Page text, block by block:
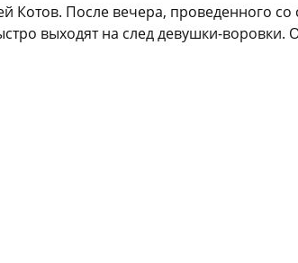
Котов. После вечера, проведенного
выходят на след девушки-